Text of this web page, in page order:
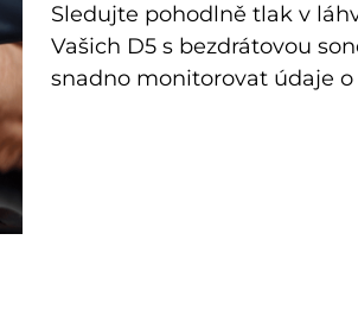
Sledujte pohodlně tlak v
Vašich D5 s bezdrátovou
snadno monitorovat údaje